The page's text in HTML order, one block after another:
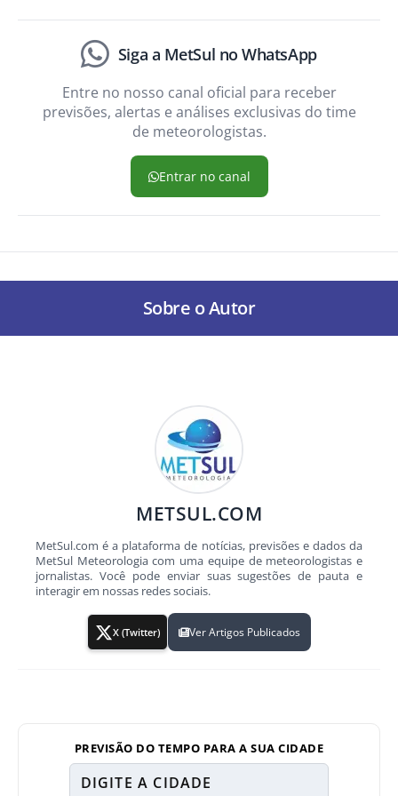
Siga a MetSul no WhatsApp
Entre no nosso canal oficial para receber
previsões, alertas e análises exclusivas do time
de meteorologistas.
Entrar no canal
Sobre o Autor
METSUL.COM
MetSul.com é a plataforma de notícias, previsões e dados da
MetSul Meteorologia com uma equipe de meteorologistas e
jornalistas. Você pode enviar suas sugestões de pauta e
interagir em nossas redes sociais.
X (Twitter) Ver Artigos Publicados
PREVISÃO DO TEMPO PARA A SUA CIDADE